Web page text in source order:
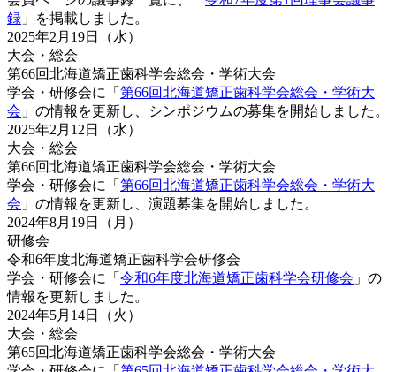
録 」を掲載しました。
2025年2月19日（水）
大会・総会
第66回北海道矯正歯科学会総会・学術大会
学会・研修会に「 第66回北海道矯正歯科学会総会・学術大
会 」の情報を更新し、シンポジウムの募集を開始しました。
2025年2月12日（水）
大会・総会
第66回北海道矯正歯科学会総会・学術大会
学会・研修会に「 第66回北海道矯正歯科学会総会・学術大
会 」の情報を更新し、演題募集を開始しました。
2024年8月19日（月）
研修会
令和6年度北海道矯正歯科学会研修会
学会・研修会に「 令和6年度北海道矯正歯科学会研修会 」の
情報を更新しました。
2024年5月14日（火）
大会・総会
第65回北海道矯正歯科学会総会・学術大会